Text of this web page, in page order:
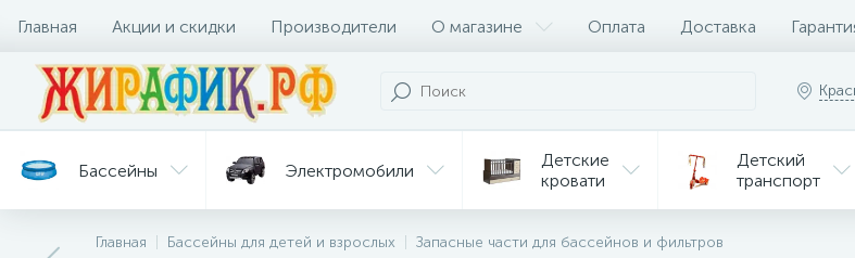
Главная Акции и скидки Производители О магазине Оплата Доставка
Бассейны Электромобили
Детские
кровати
Детский
транспорт
Батуты Велосипеды Мебель Игрушки
Главная Бассейны для детей и взрослых Запасные части для бассейнов и фильтров